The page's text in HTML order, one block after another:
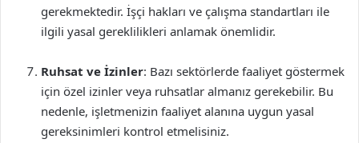
gerekmektedir. İşçi hakları ve çalışma standartları ile
ilgili yasal gereklilikleri anlamak önemlidir.
Ruhsat ve İzinler: Bazı sektörlerde faaliyet göstermek
için özel izinler veya ruhsatlar almanız gerekebilir. Bu
nedenle, işletmenizin faaliyet alanına uygun yasal
gereksinimleri kontrol etmelisiniz.